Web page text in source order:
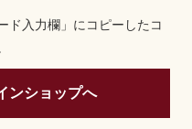
ド入力欄」にコピーしたコ
ンショップへ